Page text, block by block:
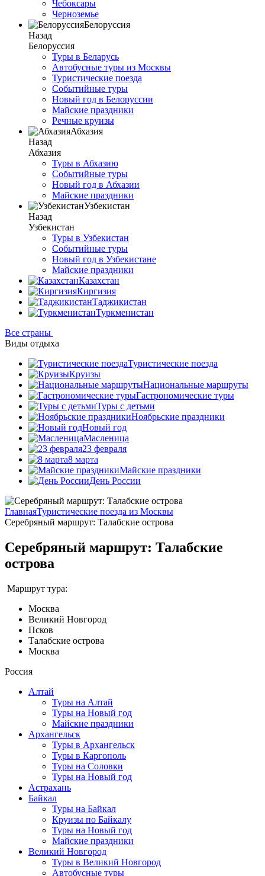
Чебоксары
Черноземье
Белоруссия
Назад
Белоруссия
Туры в Беларусь
Автобусные туры из Москвы
Туристические поезда
Событийные туры
Новый год в Белоруссии
Майские праздники
Речные круизы
Абхазия
Назад
Абхазия
Туры в Абхазию
Событийные туры
Новый год в Абхазии
Майские праздники
Узбекистан
Назад
Узбекистан
Туры в Узбекистан
Событийные туры
Новый год в Узбекистане
Майские праздники
Казахстан
Киргизия
Таджикистан
Туркменистан
Все страны
Виды отдыха
Туристические поезда
Круизы
Национальные маршруты
Гастрономические туры
Туры с детьми
Ноябрьские праздники
Новый год
Масленица
23 февраля
8 марта
Майские праздники
День России
ГлавнаяТуристические поезда из Москвы
Серебряный маршрут: Талабские острова
Серебряный маршрут: Талабские
острова
Маршрут тура:
Москва
Великий Новгород
Псков
Талабские острова
Москва
Россия
Алтай
Туры на Алтай
Туры на Новый год
Майские праздники
Архангельск
Туры в Архангельск
Туры в Каргополь
Туры на Соловки
Туры на Новый год
Астрахань
Байкал
Туры на Байкал
Круизы по Байкалу
Туры на Новый год
Майские праздники
Великий Новгород
Туры в Великий Новгород
Автобусные туры